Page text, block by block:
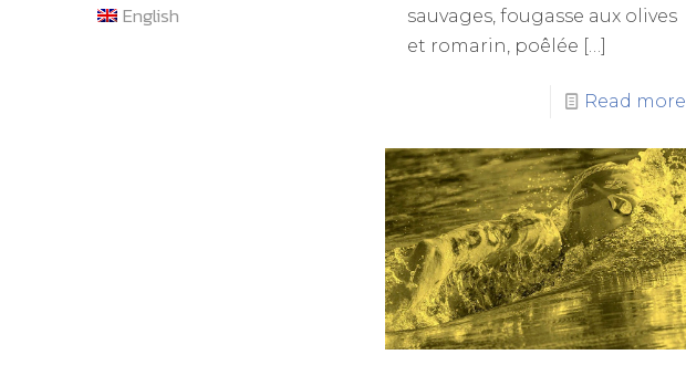
English
sauvages, fougasse aux olives
et romarin, poêlée […]
Read more